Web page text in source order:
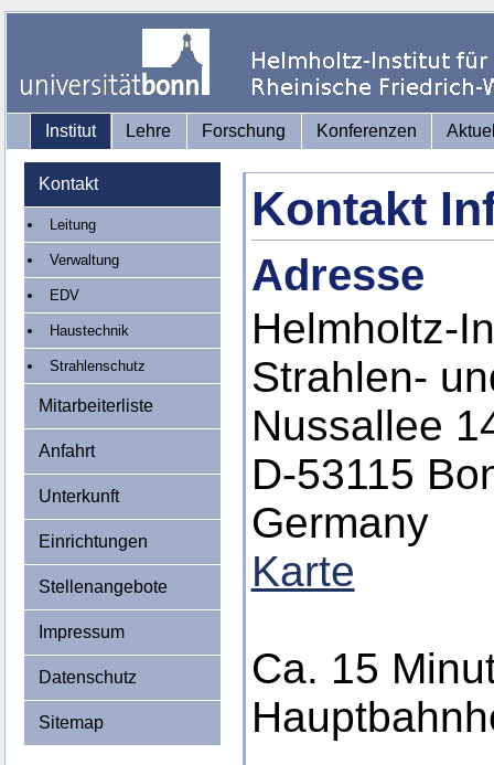
Institut Lehre Forschung Konferenzen
Kontakt
Leitung
Verwaltung
EDV
Haustechnik
Strahlenschutz
Mitarbeiterliste
Anfahrt
Unterkunft
Einrichtungen
Stellenangebote
Impressum
Datenschutz
Sitemap
Kontakt
Adresse
Helmholtz-
Strahlen-
Nussallee
D-53115
Germany
Karte
Ca. 15